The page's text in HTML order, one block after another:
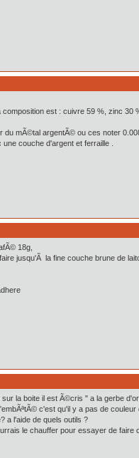
est : cuivre 59 %, zinc 30
mÃ©tal argentÃ© ou ces noter
couche d'argent et ferraille .
18g,
jusqu'Ã la fine couche brune de
la boite il est Ã©cris " a la gerbe
c'est qu'il y a pas de couleur
a l'aide de quels outils ?
le chauffer pour essayer de faire